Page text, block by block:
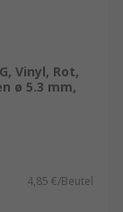
Vinyl, Rot,
ø 5.3 mm,
4,85 €/Beutel